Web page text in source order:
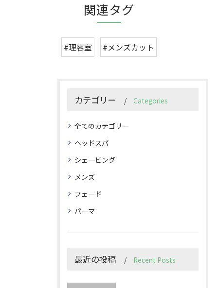
関連タグ
#理容室 #メンズカット
カテゴリー Categories
全てのカテゴリー
ヘッドスパ
シェービング
メンズ
フェード
パーマ
最近の投稿 Recent Posts